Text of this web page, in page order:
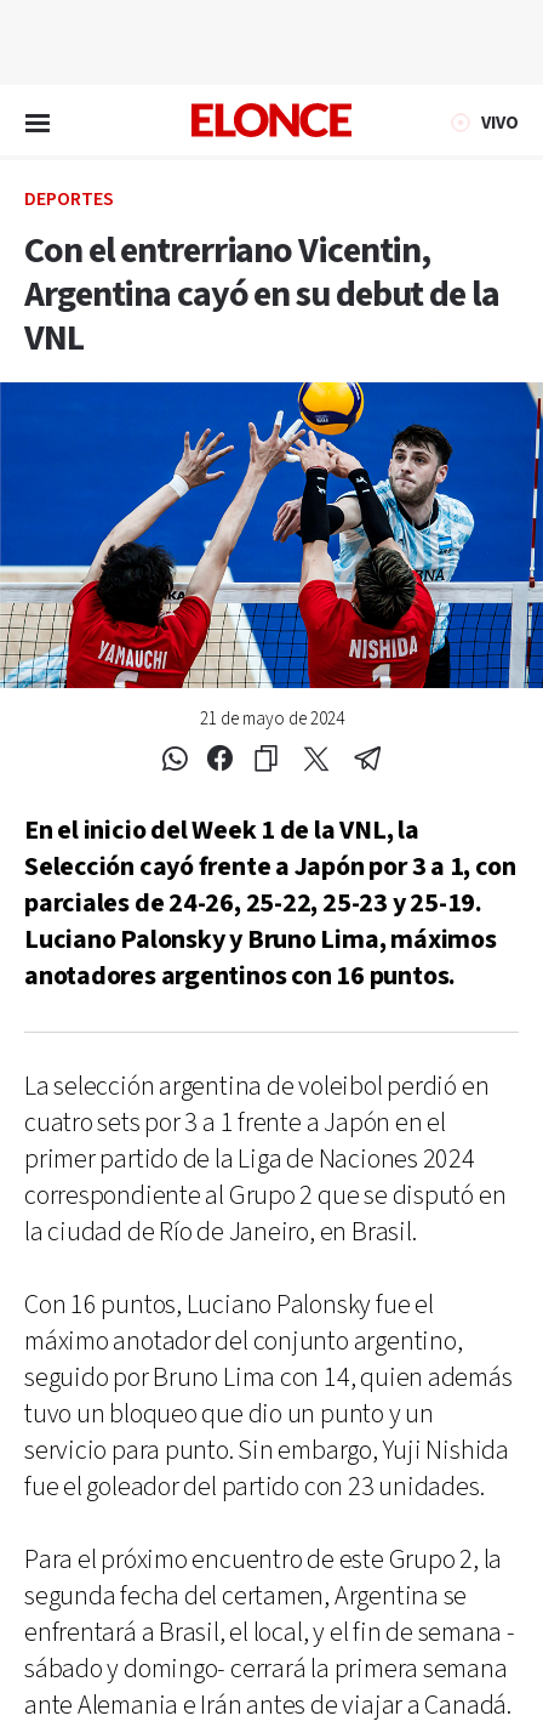
VIVO
DEPORTES
Con el entrerriano Vicentin,
Argentina cayó en su debut de la
VNL
21 de mayo de 2024
En el inicio del Week 1 de la VNL, la
Selección cayó frente a Japón por 3 a 1, con
parciales de 24-26, 25-22, 25-23 y 25-19.
Luciano Palonsky y Bruno Lima, máximos
anotadores argentinos con 16 puntos.
La selección argentina de voleibol perdió en
cuatro sets por 3 a 1 frente a Japón en el
primer partido de la Liga de Naciones 2024
correspondiente al Grupo 2 que se disputó en
la ciudad de Río de Janeiro, en Brasil.
Con 16 puntos, Luciano Palonsky fue el
máximo anotador del conjunto argentino,
seguido por Bruno Lima con 14, quien además
tuvo un bloqueo que dio un punto y un
servicio para punto. Sin embargo, Yuji Nishida
fue el goleador del partido con 23 unidades.
Para el próximo encuentro de este Grupo 2, la
segunda fecha del certamen, Argentina se
enfrentará a Brasil, el local, y el fin de semana -
sábado y domingo- cerrará la primera semana
ante Alemania e Irán antes de viajar a Canadá.